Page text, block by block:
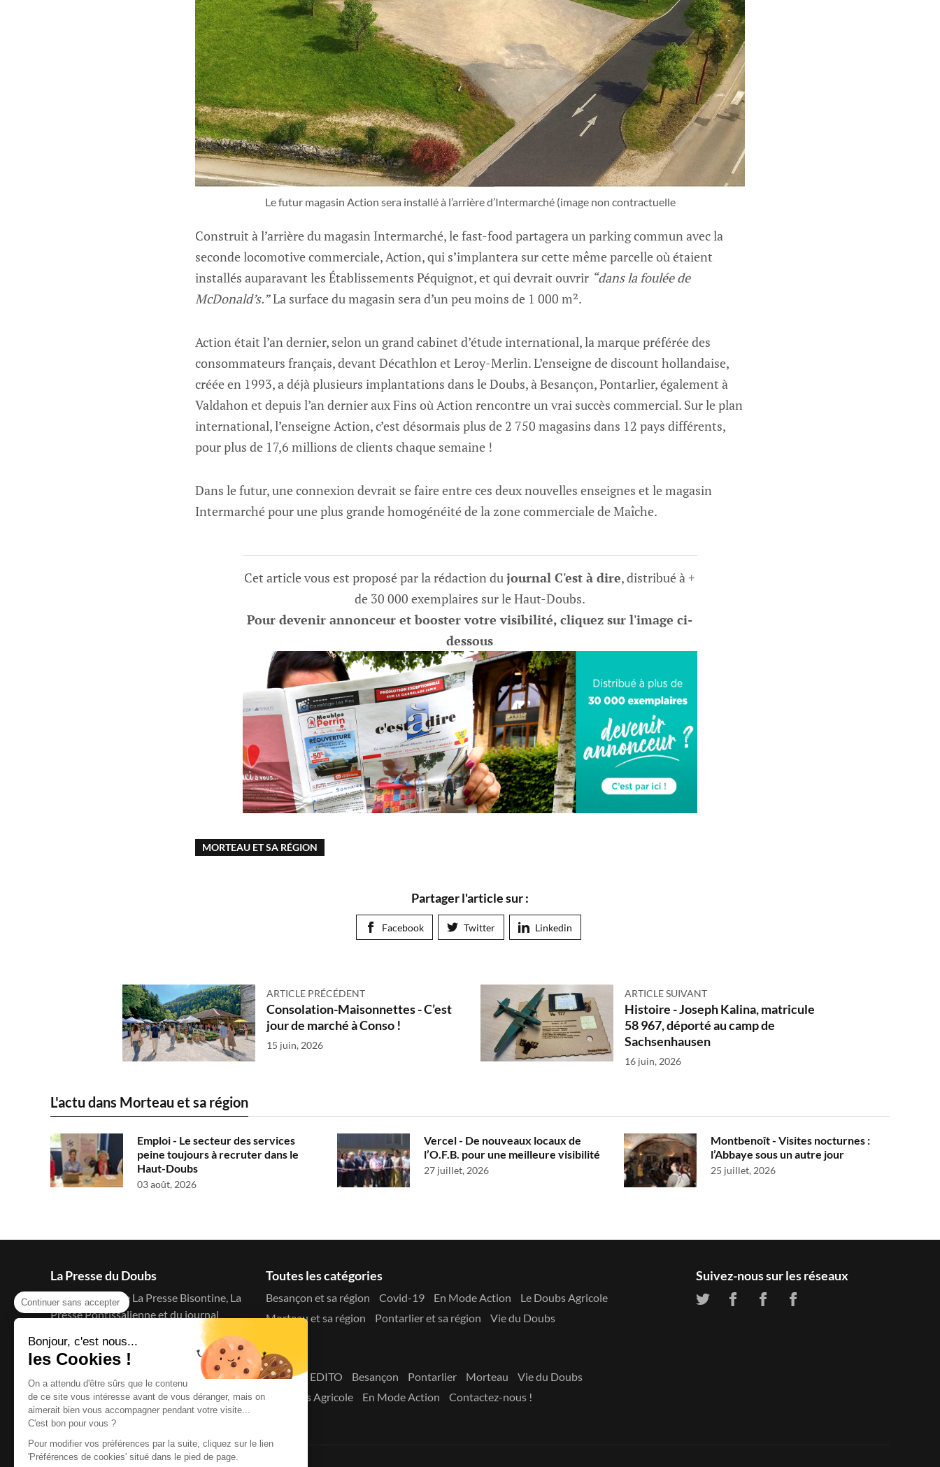
Continuer sans accepter
Bonjour, c'est nous...
les Cookies !
On a attendu d'être sûrs que le contenu
de ce site vous intéresse avant de vous déranger, mais on
aimerait bien vous accompagner pendant votre visite...
C'est bon pour vous ?
Pour modifier vos préférences par la suite, cliquez sur le lien
'Préférences de cookies' situé dans le pied de page.
Le futur magasin Action sera installé à l’arrière d’Intermarché (image non contractuelle
Construit à l’arrière du magasin Intermarché, le fast-food partagera un parking commun avec la
seconde locomotive commerciale, Action, qui s’implantera sur cette même parcelle où étaient
installés auparavant les Établissements Péquignot, et qui devrait ouvrir “dans la foulée de
McDonald’s.”La surface du magasin sera d’un peu moins de 1 000 m².
Action était l’an dernier, selon un grand cabinet d’étude international, la marque préférée des
consommateurs français, devant Décathlon et Leroy-Merlin. L’enseigne de discount hollandaise,
créée en 1993, a déjà plusieurs implantations dans le Doubs, à Besançon, Pontarlier, également à
Valdahon et depuis l’an dernier aux Fins où Action rencontre un vrai succès commercial. Sur le plan
international, l’enseigne Action, c’est désormais plus de 2 750 magasins dans 12 pays différents,
pour plus de 17,6 millions de clients chaque semaine !
Dans le futur, une connexion devrait se faire entre ces deux nouvelles enseignes et le magasin
Intermarché pour une plus grande homogénéité de la zone commerciale de Maîche.
Cet article vous est proposé par la rédaction dujournal C'est à dire, distribué à +
de 30 000 exemplaires sur le Haut-Doubs.
Pour devenir annonceur et booster votre visibilité, cliquez sur l'image ci-
dessous
MORTEAU ET SA RÉGION
Partager l'article sur :
Facebook Twitter Linkedin
ARTICLE PRÉCÉDENT
Consolation-Maisonnettes - C’est
jour de marché à Conso !
15 juin, 2026
ARTICLE SUIVANT
Histoire - Joseph Kalina, matricule
58 967, déporté au camp de
Sachsenhausen
16 juin, 2026
L'actu dans Morteau et sa région
Emploi - Le secteur des services
peine toujours à recruter dans le
Haut-Doubs
03 août, 2026
Vercel - De nouveaux locaux de
l’O.F.B. pour une meilleure visibilité
27 juillet, 2026
Montbenoît - Visites nocturnes :
l’Abbaye sous un autre jour
25 juillet, 2026
La Presse du Doubs
Le blog d'actu de La Presse Bisontine, La
Presse Pontissalienne et du journal
Toutes les catégories
Besançon et sa région Covid-19 En Mode Action
Le Doubs Agricole
Morteau et sa région
Pontarlier et sa région Vie du Doubs
Menu
Accueil EDITO Besançon Pontarlier Morteau
Vie du Doubs
Le Doubs Agricole
En Mode Action Contactez-nous !
Suivez-nous sur les réseaux